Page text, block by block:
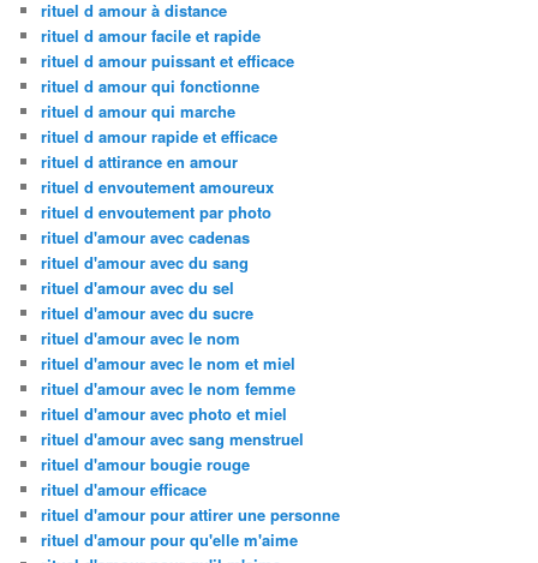
rituel d amour à distance
rituel d amour facile et rapide
rituel d amour puissant et efficace
rituel d amour qui fonctionne
rituel d amour qui marche
rituel d amour rapide et efficace
rituel d attirance en amour
rituel d envoutement amoureux
rituel d envoutement par photo
rituel d'amour avec cadenas
rituel d'amour avec du sang
rituel d'amour avec du sel
rituel d'amour avec du sucre
rituel d'amour avec le nom
rituel d'amour avec le nom et miel
rituel d'amour avec le nom femme
rituel d'amour avec photo et miel
rituel d'amour avec sang menstruel
rituel d'amour bougie rouge
rituel d'amour efficace
rituel d'amour pour attirer une personne
rituel d'amour pour qu'elle m'aime